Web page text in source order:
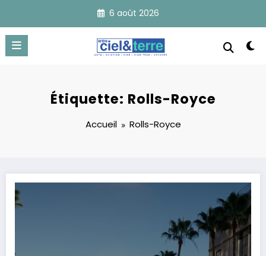
contenu
6 août 2026
Étiquette: Rolls-Royce
Accueil Rolls-Royce